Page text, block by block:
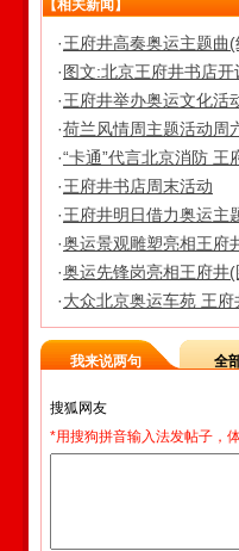
【相关新闻】
·王府井高奏奥运主题曲(
· 图文:北京王府井书店
·王府井举办奥运文化活
·荷兰风情周主题活动周
·“卡通”代言北京消防 王
·王府井书店周末活动
·王府井明日借力奥运主
·奥运景观雕塑亮相王府
·奥运先锋岗亮相王府井(
·大众北京奥运车苑 王
我来说两句 全
*用搜狗拼音输入法发帖子，